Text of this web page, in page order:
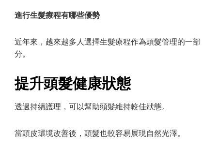
進行生髮療程有哪些優勢
近年來，越來越多人選擇生髮療程作為頭髮管理的一部
分。
提升頭髮健康狀態
透過持續護理，可以幫助頭髮維持較佳狀態。
當頭皮環境改善後，頭髮也較容易展現自然光澤。